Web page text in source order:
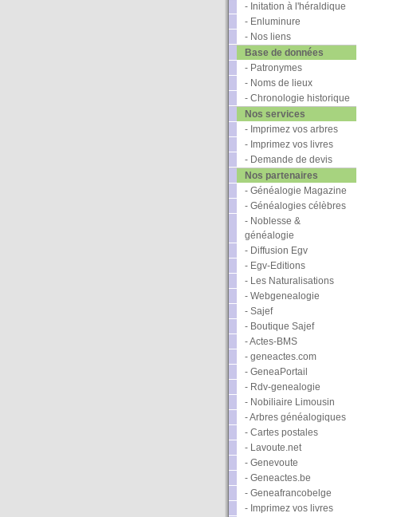
- Initation à l'héraldique
- Enluminure
- Nos liens
Base de données
- Patronymes
- Noms de lieux
- Chronologie historique
Nos services
- Imprimez vos arbres
- Imprimez vos livres
- Demande de devis
Nos partenaires
- Généalogie Magazine
- Généalogies célèbres
- Noblesse &
généalogie
- Diffusion Egv
- Egv-Editions
- Les Naturalisations
- Webgenealogie
- Sajef
- Boutique Sajef
- Actes-BMS
- geneactes.com
- GeneaPortail
- Rdv-genealogie
- Nobiliaire Limousin
- Arbres généalogiques
- Cartes postales
- Lavoute.net
- Genevoute
- Geneactes.be
- Geneafrancobelge
- Imprimez vos livres